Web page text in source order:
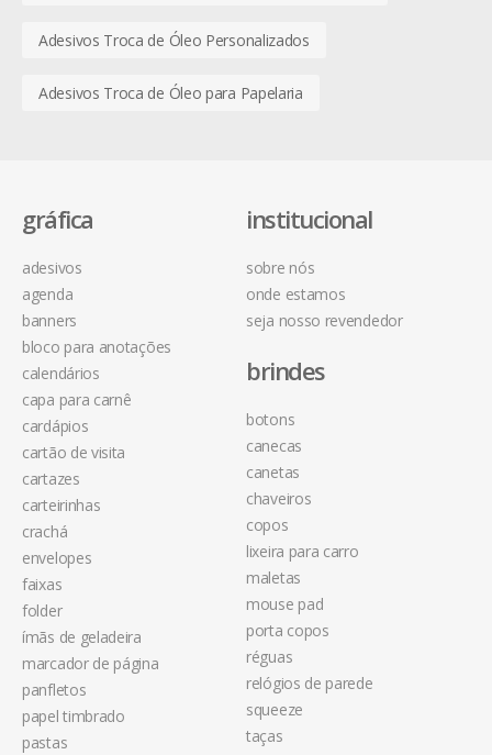
Adesivos Troca de Óleo Personalizados
Adesivos Troca de Óleo para Papelaria
institucional
sobre nós
onde estamos
seja nosso revendedor
gráfica
adesivos
agenda
banners
bloco para anotações
calendários
capa para carnê
cardápios
cartão de visita
cartazes
carteirinhas
crachá
envelopes
faixas
folder
ímãs de geladeira
marcador de página
panfletos
papel timbrado
pastas
brindes
botons
canecas
canetas
chaveiros
copos
lixeira para carro
maletas
mouse pad
porta copos
réguas
relógios de parede
squeeze
taças